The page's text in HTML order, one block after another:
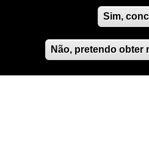
Sim,
Não, pretendo obter